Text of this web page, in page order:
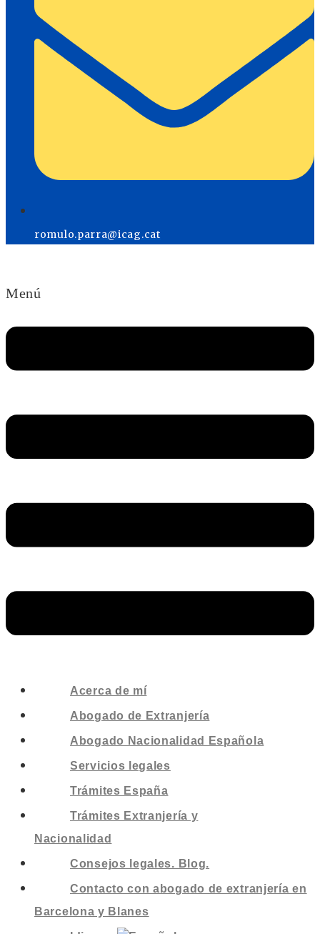
romulo.parra@icag.cat
Menú
Acerca de mí
Abogado de Extranjería
Abogado Nacionalidad Española
Servicios legales
Trámites España
Trámites Extranjería y
Nacionalidad
Consejos legales. Blog.
Contacto con abogado de extranjería en
Barcelona y Blanes